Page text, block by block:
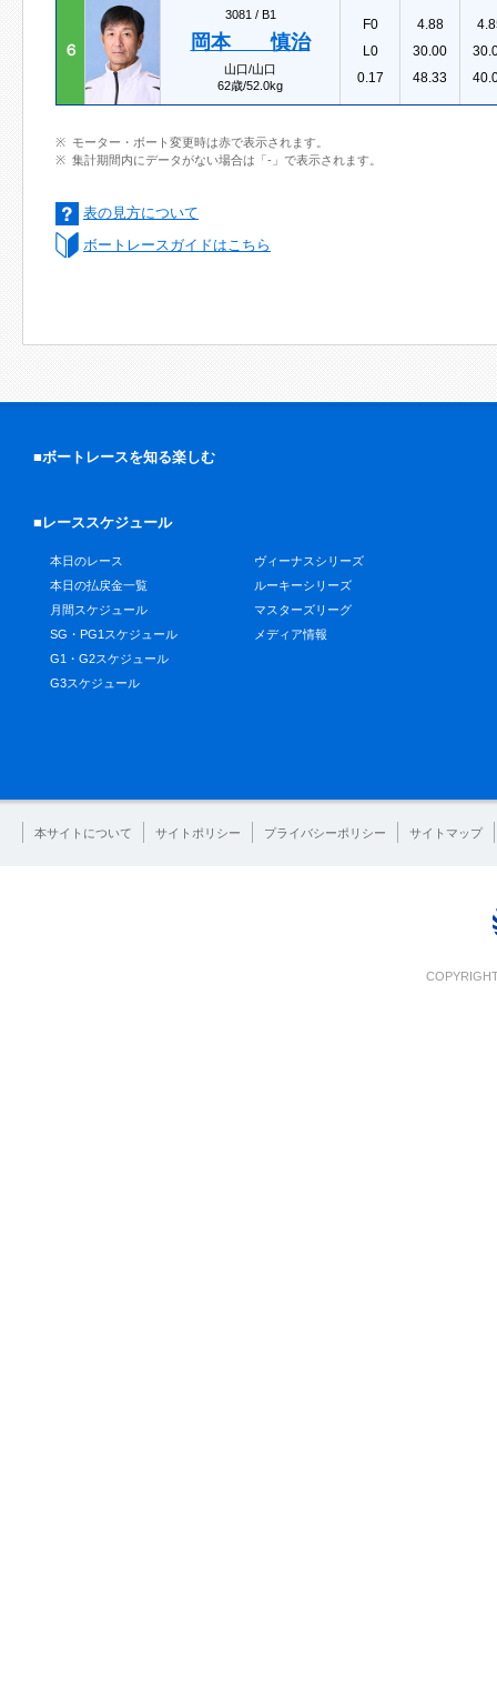
６
3081 / B1
岡本 慎治
山口/山口
62歳/52.0kg
F0
L0
0.17
4.88
30.00
48.33
モーター・ボート変更時は赤で表示されます。
集計期間内にデータがない場合は「-」で表示されます。
表の見方について
ボートレースガイドはこちら
■ボートレースを知る楽しむ
■レーススケジュール
本日のレース
本日の払戻金一覧
月間スケジュール
SG・PG1スケジュール
G1・G2スケジュール
G3スケジュール
ヴィーナスシリーズ
ルーキーシリーズ
マスターズリーグ
メディア情報
本サイトについて サイトポリシー プライバシーポリシー サイトマップ